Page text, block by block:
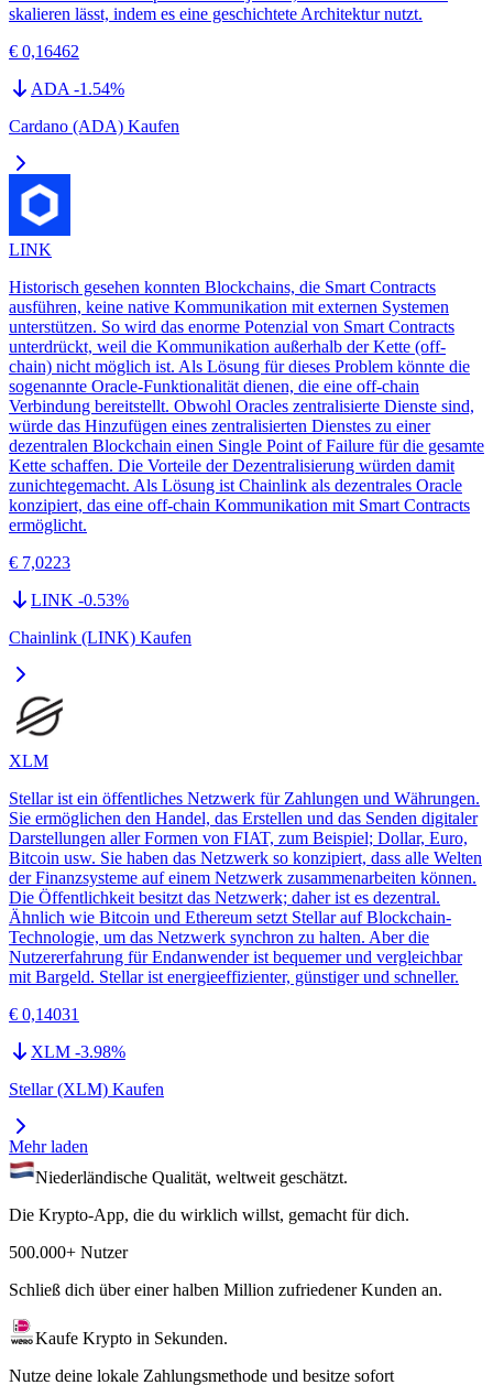
skalieren lässt, indem es eine geschichtete Architektur nutzt.
€ 0,16462
ADA -1.54%
Cardano (ADA) Kaufen
LINK
Historisch gesehen konnten Blockchains, die Smart Contracts
ausführen, keine native Kommunikation mit externen Systemen
unterstützen. So wird das enorme Potenzial von Smart Contracts
unterdrückt, weil die Kommunikation außerhalb der Kette (off-
chain) nicht möglich ist. Als Lösung für dieses Problem könnte die
sogenannte Oracle-Funktionalität dienen, die eine off-chain
Verbindung bereitstellt. Obwohl Oracles zentralisierte Dienste sind,
würde das Hinzufügen eines zentralisierten Dienstes zu einer
dezentralen Blockchain einen Single Point of Failure für die gesamte
Kette schaffen. Die Vorteile der Dezentralisierung würden damit
zunichtegemacht. Als Lösung ist Chainlink als dezentrales Oracle
konzipiert, das eine off-chain Kommunikation mit Smart Contracts
ermöglicht.
€ 7,0223
LINK -0.53%
Chainlink (LINK) Kaufen
XLM
Stellar ist ein öffentliches Netzwerk für Zahlungen und Währungen.
Sie ermöglichen den Handel, das Erstellen und das Senden digitaler
Darstellungen aller Formen von FIAT, zum Beispiel; Dollar, Euro,
Bitcoin usw. Sie haben das Netzwerk so konzipiert, dass alle Welten
der Finanzsysteme auf einem Netzwerk zusammenarbeiten können.
Die Öffentlichkeit besitzt das Netzwerk; daher ist es dezentral.
Ähnlich wie Bitcoin und Ethereum setzt Stellar auf Blockchain-
Technologie, um das Netzwerk synchron zu halten. Aber die
Nutzererfahrung für Endanwender ist bequemer und vergleichbar
mit Bargeld. Stellar ist energieeffizienter, günstiger und schneller.
€ 0,14031
XLM -3.98%
Stellar (XLM) Kaufen
Mehr laden
Niederländische Qualität, weltweit geschätzt.
Die Krypto-App, die du wirklich willst, gemacht für dich.
500.000+ Nutzer
Schließ dich über einer halben Million zufriedener Kunden an.
Kaufe Krypto in Sekunden.
Nutze deine lokale Zahlungsmethode und besitze sofort